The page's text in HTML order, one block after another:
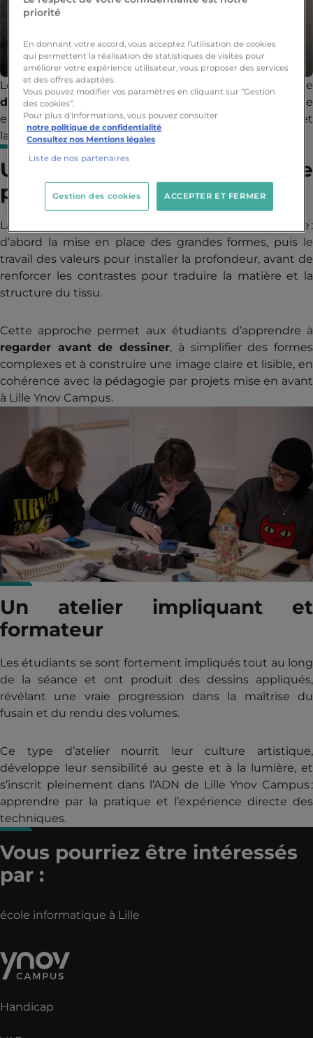
Les étudiants de 1ʳᵉ année ont participé à un atelier de
dessin au fusain
dédié à l’étude de drapé, une pratique
essentielle pour développer le sens de l’observation et
la compréhension du volume.
Une méthode progressive
pour structurer le regard
La séance s’appuyait sur une méthode progressive :
d’abord la mise en place des grandes formes, puis le
travail des valeurs pour installer la profondeur, avant de
renforcer les contrastes pour traduire la matière et la
structure du tissu.
Cette approche permet aux étudiants d’apprendre à
regarder avant de dessiner, à simplifier des formes
complexes et à construire une image claire et lisible, en
cohérence avec la pédagogie par projets mise en avant
à Lille Ynov Campus.
Un atelier impliquant et
formateur
Les étudiants se sont fortement impliqués tout au long
de la séance et ont produit des dessins appliqués,
révélant une vraie progression dans la maîtrise du
fusain et du rendu des volumes.
Ce type d’atelier nourrit leur culture artistique,
développe leur sensibilité au geste et à la lumière, et
s’inscrit pleinement dans l’ADN de Lille Ynov Campus :
apprendre par la pratique et l’expérience directe des
techniques.
Vous pourriez être intéressés
par :
école informatique à Lille
Handicap
priorité
En donnant votre accord, vous acceptez l’utilisation de cookies
qui permettent la réalisation de statistiques de visites pour
améliorer votre expérience utilisateur, vous proposer des services
et des offres adaptées.
Vous pouvez modifier vos paramètres en cliquant sur “Gestion
des cookies”.
Pour plus d’informations, vous pouvez consulter
notre politique de confidentialité
Consultez nos Mentions légales
Liste de nos partenaires
ACCEPTER ET FERMER
Gestion des cookies